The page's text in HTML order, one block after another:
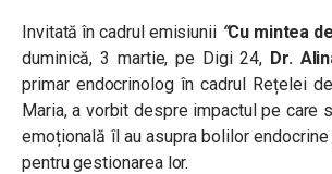
Invitată în cadrul emisiunii “Cu mintea
duminică, 3 martie, pe Digi 24, Dr.
primar endocrinolog în cadrul Rețelei
Maria, a vorbit despre impactul pe care
emoțională îl au asupra bolilor
pentru gestionarea lor.